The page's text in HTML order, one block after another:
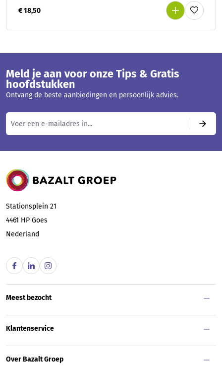
€ 18,50
Meld je aan voor onze Tips & Gratis
hoofdstukken
Ontvang de beste aanbiedingen en persoonlijk advies.
Bazalt Groep
Stationsplein 21
4461 HP Goes
Nederland
Meest bezocht
Klantenservice
Over Bazalt Groep